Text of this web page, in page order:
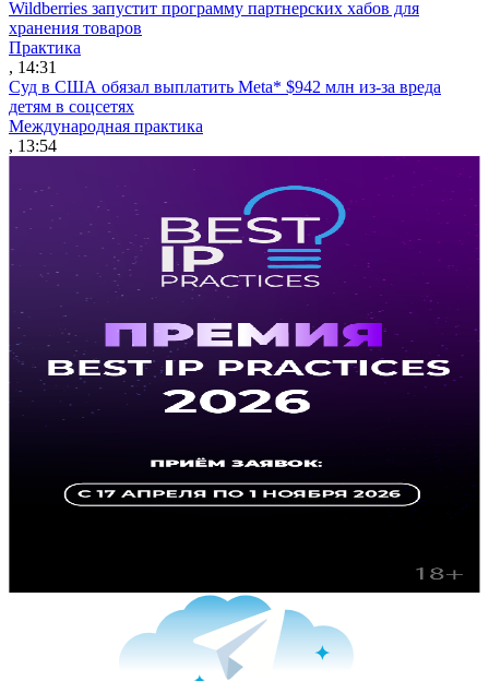
Wildberries запустит программу партнерских хабов для
хранения товаров
Практика
, 14:31
Суд в США обязал выплатить Meta* $942 млн из-за вреда
детям в соцсетях
Международная практика
, 13:54